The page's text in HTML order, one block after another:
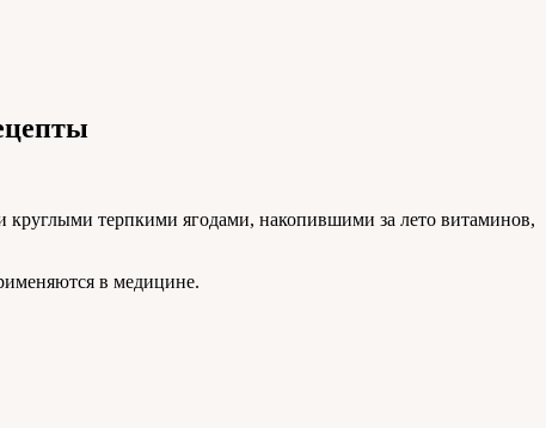
терпкими ягодами, накопившими за лето витаминов,
в медицине.